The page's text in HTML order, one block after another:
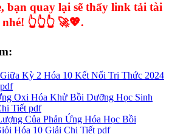
bạn quay lại sẽ thấy link tải tài
👆👆👆 🚀💖.
Kỳ 2 Hóa 10 Kết Nối Tri Thức 2024
Oxi Hóa Khử Bồi Dưỡng Học Sinh
Tiết pdf
Của Phản Ứng Hóa Học Bồi
Hóa 10 Giải Chi Tiết pdf